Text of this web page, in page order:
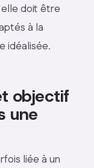
doit être
à la
idéalisée.
objectif
une
liée à un